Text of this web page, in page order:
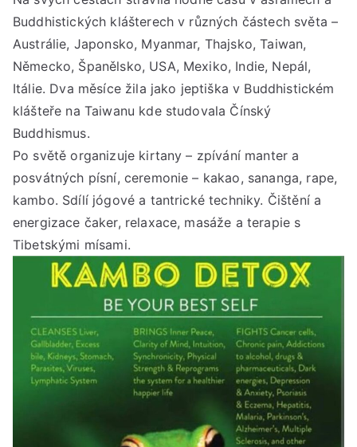
Buddhistických klášterech v různých částech světa –
Austrálie, Japonsko, Myanmar, Thajsko, Taiwan,
Německo, Španělsko, USA, Mexiko, Indie, Nepál,
Itálie. Dva měsíce žila jako jeptiška v Buddhistickém
klášteře na Taiwanu kde studovala Čínský
Buddhismus.
Po světě organizuje kirtany – zpívání manter a
posvátných písní, ceremonie – kakao, sananga, rape,
kambo. Sdílí jógové a tantrické techniky. Čištění a
energizace čaker, relaxace, masáže a terapie s
Tibetskými mísami.